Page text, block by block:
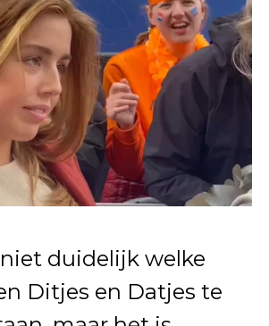
duidelijk welke
Ditjes en Datjes te